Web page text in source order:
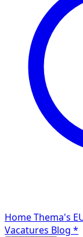
HomeThema's
Vacatures Blog *